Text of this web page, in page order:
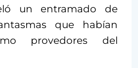
un entramado de
que habían
provedores del